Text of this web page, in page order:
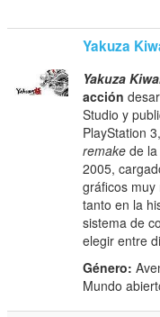
Yakuza
Yakuza
acción
Studio y
PlayStation
remake de
2005,
gráficos
tanto en la
sistema de
elegir entre
Género:
Mundo